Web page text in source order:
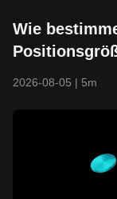
Wie
2026-08-05 | 5m